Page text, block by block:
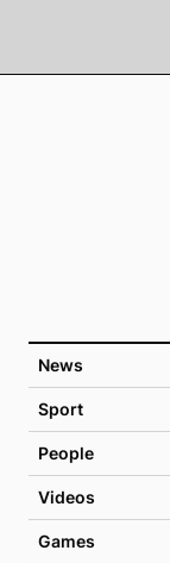
News
Sport
People
Videos
Games